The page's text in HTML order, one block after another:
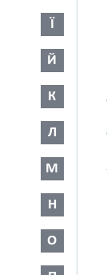
Ї
Й
К
Л
М
Н
О